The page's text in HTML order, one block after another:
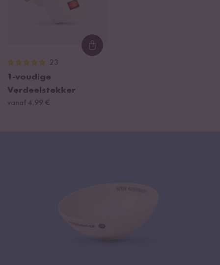
Loading...
23
1-voudige
Verdeelstekker
vanaf 4,99 €